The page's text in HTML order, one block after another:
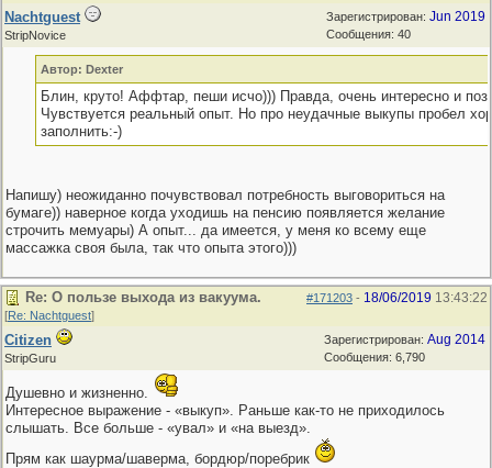
Зарегистрирован: Jun 2019
Сообщения: 40
Nachtguest
StripNovice
Автор: Dexter
Блин, круто! Аффтар, пеши исчо))) Правда, очень интересно и
Чувствуется реальный опыт. Но про неудачные выкупы пробел
заполнить:-)
Напишу) неожиданно почувствовал потребность выговориться на
бумаге)) наверное когда уходишь на пенсию появляется желание
строчить мемуары) А опыт... да имеется, у меня ко всему еще
массажка своя была, так что опыта этого)))
#171203 - 18/06/2019 13:43:22
Re: О пользе выхода из вакуума.
[Re: Nachtguest]
Зарегистрирован: Aug 2014
Сообщения: 6,790
Citizen
StripGuru
Душевно и жизненно.
Интересное выражение - «выкуп». Раньше как-то не приходилось
слышать. Все больше - «увал» и «на выезд».
Прям как шаурма/шаверма, бордюр/поребрик